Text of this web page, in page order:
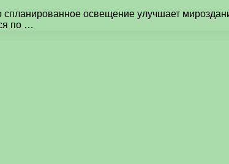
освещение улучшает
по …